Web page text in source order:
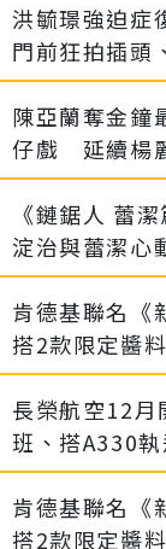
洪毓璟強迫
門前狂拍插頭
陳亞蘭奪金鐘
仔戲 延續楊
《鏈鋸人 蕾
淀治與蕾潔
肯德基聯名《
搭2款限定醬
長榮航空12
班、搭A330
肯德基聯名《
搭2款限定醬